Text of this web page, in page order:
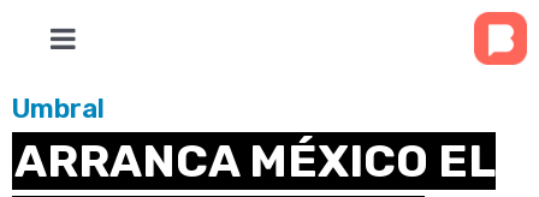
Umbral
ARRANCA MÉXICO EL